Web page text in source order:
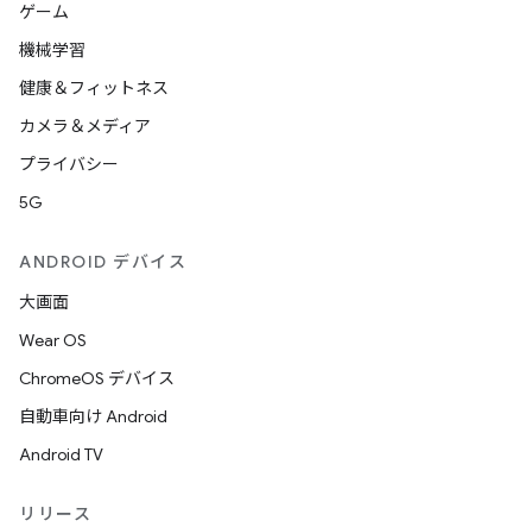
ゲーム
機械学習
健康＆フィットネス
カメラ＆メディア
プライバシー
5G
ANDROID デバイス
大画面
Wear OS
ChromeOS デバイス
自動車向け Android
Android TV
リリース